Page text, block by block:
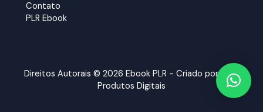
Contato
PLR Ebook
Direitos Autorais © 2026 Ebook PLR - Criado por:
MKT
Produtos Digitais